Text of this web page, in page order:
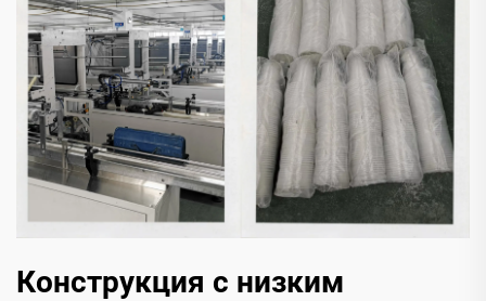
Конструкция с низким